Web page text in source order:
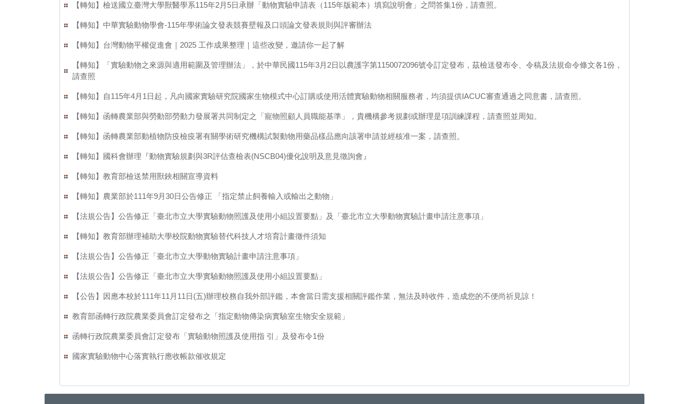
【轉知】檢送國立臺灣大學獸醫學系115年2月5日承辦「動物實驗申請表（115年版範本）填寫說明會」之問答集1份，請查照。
【轉知】中華實驗動物學會-115年學術論文發表競賽壁報及口頭論文發表規則與評審辦法
【轉知】台灣動物平權促進會｜2025 工作成果整理｜這些改變，邀請你一起了解
【轉知】「實驗動物之來源與適用範圍及管理辦法」，於中華民國115年3月2日以農護字第1150072096號令訂定發布，茲檢送發布令、令稿及法規命令條文各1份，
請查照
【轉知】自115年4月1日起，凡向國家實驗研究院國家生物模式中心訂購或使用活體實驗動物相關服務者，均須提供IACUC審查通過之同意書，請查照。
【轉知】函轉農業部與勞動部勞動力發展署共同制定之「寵物照顧人員職能基準」，貴機構參考規劃或辦理是項訓練課程，請查照並周知。
【轉知】函轉農業部動植物防疫檢疫署有關學術研究機構試製動物用藥品樣品應向該署申請並經核准一案，請查照。
【轉知】國科會辦理『動物實驗規劃與3R評估查檢表(NSCB04)優化說明及意見徵詢會』
【轉知】教育部檢送禁用獸鋏相關宣導資料
【轉知】農業部於111年9月30日公告修正 「指定禁止飼養輸入或輸出之動物」
【法規公告】公告修正「臺北市立大學實驗動物照護及使用小組設置要點」及「臺北市立大學動物實驗計畫申請注意事項」
【轉知】教育部辦理補助大學校院動物實驗替代科技人才培育計畫徵件須知
【法規公告】公告修正「臺北市立大學動物實驗計畫申請注意事項」
【法規公告】公告修正「臺北市立大學實驗動物照護及使用小組設置要點」
【公告】因應本校於111年11月11日(五)辦理校務自我外部評鑑，本會當日需支援相關評鑑作業，無法及時收件，造成您的不便尚祈見諒！
教育部函轉行政院農業委員會訂定發布之「指定動物傳染病實驗室生物安全規範」
函轉行政院農業委員會訂定發布「實驗動物照護及使用指 引」及發布令1份
國家實驗動物中心落實執行應收帳款催收規定